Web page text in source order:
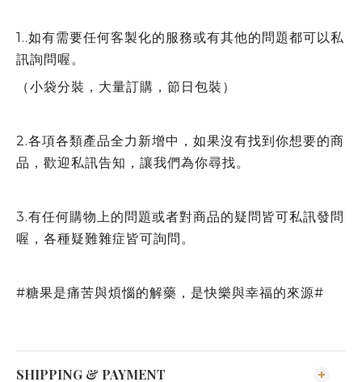
1..如有需要任何客製化的服務或有其他的問題都可以私
訊詢問喔。
（小袋分裝，大量訂購，節日包裝）
2.各項各類產品全力新增中，如果沒有找到你想要的商
品，歡迎私訊告知，讓我們為你尋找。
3.有任何購物上的問題或者對商品的疑問皆可私訊發問
喔，各種疑難雜症皆可詢問。
#糖果是痛苦與煩惱的解藥，是快樂與幸福的來源#
SHIPPING & PAYMENT